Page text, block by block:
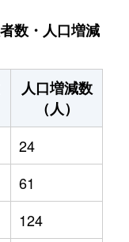
数・人口増減
人口増減数
（人）
24
61
124